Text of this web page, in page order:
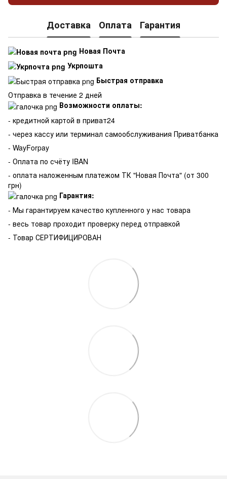
Доставка Оплата Гарантия
Новая Почта
Укрпошта
Быстрая отправка
Отправка в течение 2 дней
Возможности оплаты:
- кредитной картой в приват24
- через кассу или терминал самообслуживания Приватбанка
- WayForpay
- Оплата по счёту IBAN
- оплата наложенным платежом ТК "Новая Почта" (от 300
грн)
Гарантия:
- Мы гарантируем качество купленного у нас товара
- весь товар проходит проверку перед отправкой
- Товар СЕРТИФИЦИРОВАН